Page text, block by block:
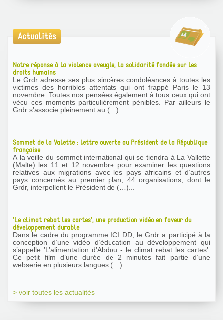
Actualités
Notre réponse à la violence aveugle, la solidarité fondée sur les
droits humains
Le Grdr adresse ses plus sincères condoléances à toutes les
victimes des horribles attentats qui ont frappé Paris le 13
novembre. Toutes nos pensées également à tous ceux qui ont
vécu ces moments particulièrement pénibles. Par ailleurs le
Grdr s’associe pleinement au (…)...
Sommet de la Valette : lettre ouverte au Président de la République
française
A la veille du sommet international qui se tiendra à La Vallette
(Malte) les 11 et 12 novembre pour examiner les questions
relatives aux migrations avec les pays africains et d’autres
pays concernés au premier plan, 44 organisations, dont le
Grdr, interpellent le Président de (…)...
’Le climat rebat les cartes’, une production vidéo en faveur du
développement durable
Dans le cadre du programme ICI DD, le Grdr a participé à la
conception d’une vidéo d’éducation au développement qui
s’appelle ’L’alimentation d’Abdou - le climat rebat les cartes’.
Ce petit film d’une durée de 2 minutes fait partie d’une
webserie en plusieurs langues (…)...
> voir toutes les actualités